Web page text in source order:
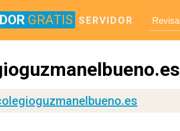
GRATIS SERVIDOR